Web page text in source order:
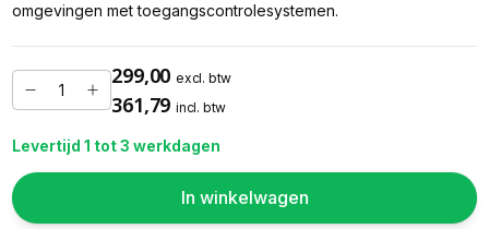
omgevingen met toegangscontrolesystemen.
299,00 excl. btw
361,79 incl. btw
Levertijd 1 tot 3 werkdagen
In winkelwagen